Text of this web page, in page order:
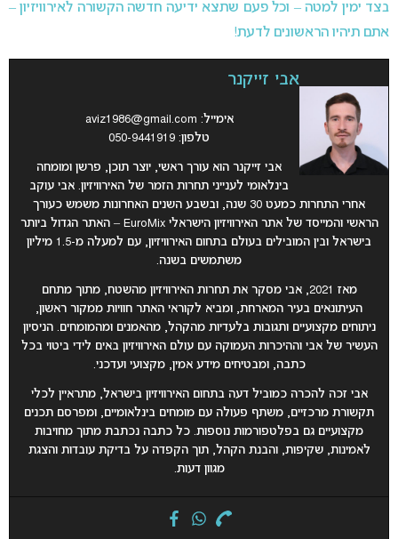
בצד ימין למטה – וכל פעם שתצא ידיעה חדשה הקשורה לאירוויזיון –
אתם תיהיו הראשונים לדעת!
אבי זייקנר
אימייל: aviz1986@gmail.com
טלפון: 050-9441919
אבי זייקנר הוא עורך ראשי, יוצר תוכן, פרשן ומומחה
בינלאומי לענייני תחרות הזמר של האירוויזיון. אבי עוקב
אחרי התחרות כמעט 30 שנה, ובשבע השנים האחרונות משמש כעורך
הראשי והמייסד של אתר האירוויזיון הישראלי EuroMix – האתר הגדול ביותר
בישראל ובין המובילים בעולם בתחום האירוויזיון, עם למעלה מ-1.5 מיליון
משתמשים בשנה.
מאז 2021, אבי מסקר את תחרות האירוויזיון מהשטח, מתוך מתחם
העיתונאים בעיר המארחת, ומביא לקוראי האתר חוויות ממקור ראשון,
ניתוחים מקצועיים ותגובות בלעדיות מהקהל, מהאמנים ומהמומחים. הניסיון
העשיר של אבי וההיכרות העמוקה עם עולם האירוויזיון באים לידי ביטוי בכל
כתבה, ומבטיחים מידע אמין, מקצועי ועדכני.
אבי זכה להכרה כמוביל דעה בתחום האירוויזיון בישראל, מתראיין לכלי
תקשורת מרכזיים, משתף פעולה עם מומחים בינלאומיים, ומפרסם תכנים
מקצועיים גם בפלטפורמות נוספות. כל כתבה נכתבת מתוך מחויבות
לאמינות, שקיפות, והבנת הקהל, תוך הקפדה על בדיקת עובדות והצגת
מגוון דעות.